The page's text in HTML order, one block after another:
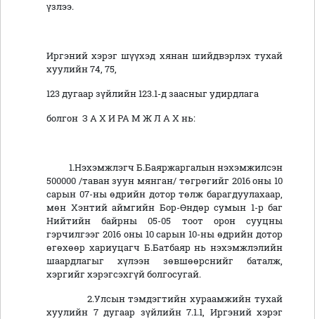
үзлээ.
Иргэний хэрэг шүүхэд хянан шийдвэрлэх тухай
хуулийн 74, 75,
123 дугаар зүйлийн 123.1-д заасныг удирдлага
болгон З А Х И РА М Ж Л А Х нь:
1.Нэхэмжлэгч Б.Баяржаргалын нэхэмжилсэн
500000 /таван зуун мянган/ төгрөгийг 2016 оны 10
сарын 07-ны өдрийн дотор төлж барагдуулахаар,
мөн Хэнтий аймгийн Бор-Өндөр сумын 1-р баг
Нийтийн байрны 05-05 тоот орон сууцны
гэрчилгээг 2016 оны 10 сарын 10-ны өдрийн дотор
өгөхөөр хариуцагч Б.Батбаяр нь нэхэмжлэлийн
шаардлагыг хүлээн зөвшөөрснийг баталж,
хэргийг хэрэгсэхгүй болгосугай.
2.Улсын тэмдэгтийн хураамжийн тухай
хуулийн 7 дугаар зүйлийн 7.1.1, Иргэний хэрэг